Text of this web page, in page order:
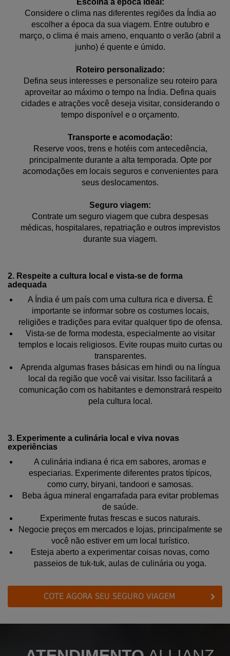
Escolha a época ideal:
Considere o clima nas diferentes regiões da Índia ao
escolher a época da sua viagem. Entre outubro e
março, o clima é mais ameno, enquanto o verão (abril a
junho) é quente e úmido.
Roteiro personalizado:
Defina seus interesses e personalize seu roteiro para
aproveitar ao máximo o tempo na Índia. Defina quais
cidades e atrações você deseja visitar, considerando o
tempo disponível e o orçamento.
Transporte e acomodação:
Reserve voos, trens e hotéis com antecedência,
principalmente durante a alta temporada. Opte por
acomodações em locais seguros e convenientes para
seus deslocamentos.
Seguro viagem:
Contrate um seguro viagem que cubra despesas
médicas, hospitalares, repatriação e outros imprevistos
durante sua viagem.
2. Respeite a cultura local e vista-se de forma
adequada
A Índia é um país com uma cultura rica e diversa. É
importante se informar sobre os costumes locais,
religiões e tradições para evitar qualquer tipo de ofensa.
Vista-se de forma modesta, especialmente ao visitar
templos e locais religiosos. Evite roupas muito curtas ou
transparentes.
Aprenda algumas frases básicas em hindi ou na língua
local da região que você vai visitar. Isso facilitará a
comunicação com os habitantes e demonstrará respeito
pela cultura local.
3. Experimente a culinária local e viva novas
experiências
A culinária indiana é rica em sabores, aromas e
especiarias. Experimente diferentes pratos típicos,
como curry, biryani, tandoori e samosas.
Beba água mineral engarrafada para evitar problemas
de saúde.
Experimente frutas frescas e sucos naturais.
Negocie preços em mercados e lojas, principalmente se
você não estiver em um local turístico.
Esteja aberto a experimentar coisas novas, como
passeios de tuk-tuk, aulas de culinária ou yoga.
COTE AGORA SEU SEGURO VIAGEM